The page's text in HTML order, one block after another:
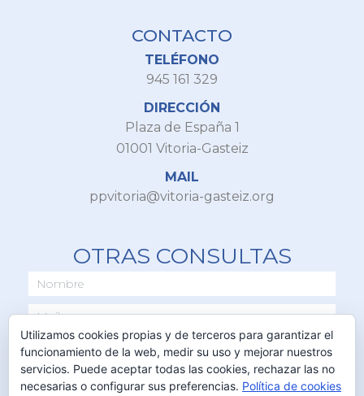
CONTACTO
TELÉFONO
945 161 329
DIRECCIÓN
Plaza de España 1
01001 Vitoria-Gasteiz
MAIL
ppvitoria@vitoria-gasteiz.org
OTRAS CONSULTAS
Utilizamos cookies propias y de terceros para garantizar el
funcionamiento de la web, medir su uso y mejorar nuestros
servicios. Puede aceptar todas las cookies, rechazar las no
necesarias o configurar sus preferencias. Política de cookies